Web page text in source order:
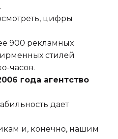
цифры
900 рекламных
стилей
часов.
года агентство
дает
и, конечно, нашим